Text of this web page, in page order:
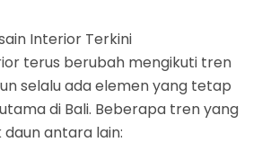
Interior Terkini
terus berubah mengikuti tren
selalu ada elemen yang tetap
di Bali. Beberapa tren yang
daun antara lain: